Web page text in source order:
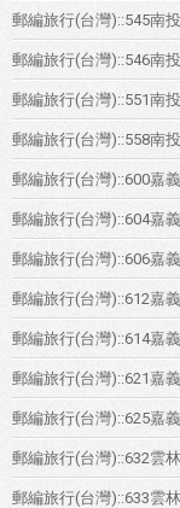
郵編旅行(台灣)::545南
郵編旅行(台灣)::546南
郵編旅行(台灣)::551南
郵編旅行(台灣)::558南
郵編旅行(台灣)::600嘉
郵編旅行(台灣)::604嘉
郵編旅行(台灣)::606嘉
郵編旅行(台灣)::612嘉
郵編旅行(台灣)::614嘉
郵編旅行(台灣)::621嘉
郵編旅行(台灣)::625嘉
郵編旅行(台灣)::632雲
郵編旅行(台灣)::633雲